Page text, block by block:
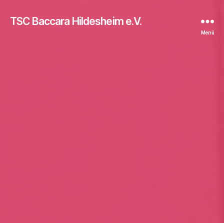
TSC Baccara Hildesheim e.V.
Menü